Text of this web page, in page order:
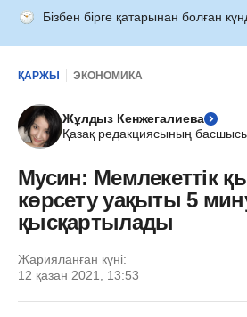
Бізбен бірге қатарынан болған
ҚАРЖЫ ЭКОНОМИКА
Жұлдыз Кенжегалиева
Қазақ редакциясының
Мусин: Мемлекеттік
көрсету уақыты 5
қысқартылады
Жарияланған күні:
12 қазан 2021, 13:53